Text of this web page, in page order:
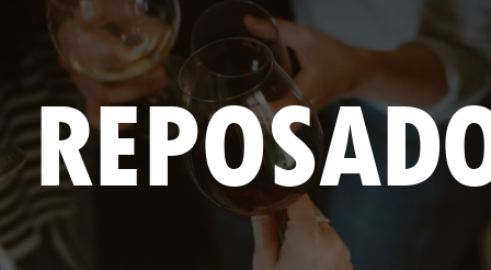
Kontakt